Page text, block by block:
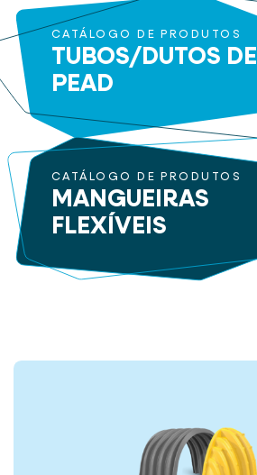
CATÁLOGO DE PRODUTOS
TUBOS/DUTOS DE
PEAD
CATÁLOGO DE PRODUTOS
MANGUEIRAS
FLEXÍVEIS